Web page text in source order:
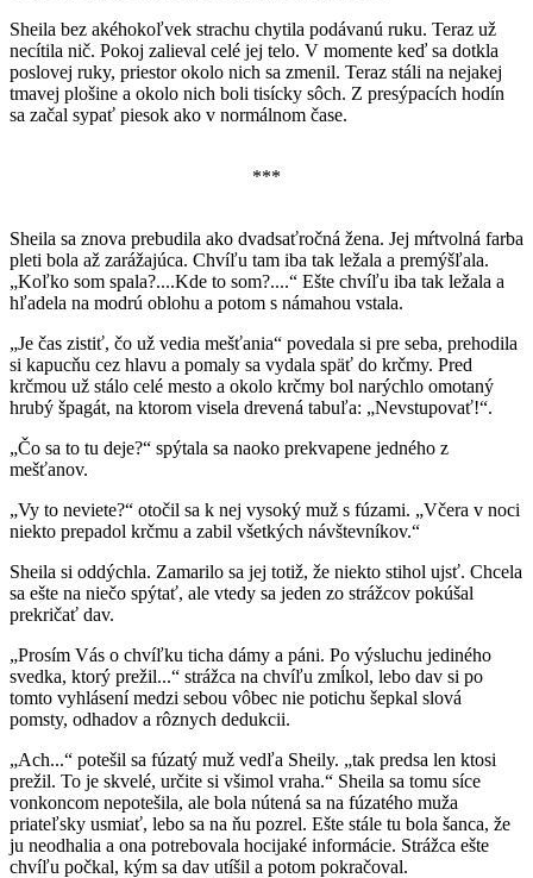
Sheila bez akéhokoľvek strachu chytila podávanú ruku. Teraz už
necítila nič. Pokoj zalieval celé jej telo. V momente keď sa dotkla
poslovej ruky, priestor okolo nich sa zmenil. Teraz stáli na nejakej
tmavej plošine a okolo nich boli tisícky sôch. Z presýpacích hodín
sa začal sypať piesok ako v normálnom čase.
***
Sheila sa znova prebudila ako dvadsaťročná žena. Jej mŕtvolná farba
pleti bola až zarážajúca. Chvíľu tam iba tak ležala a premýšľala.
„Koľko som spala?....Kde to som?....“ Ešte chvíľu iba tak ležala a
hľadela na modrú oblohu a potom s námahou vstala.
„Je čas zistiť, čo už vedia mešťania“ povedala si pre seba, prehodila
si kapucňu cez hlavu a pomaly sa vydala späť do krčmy. Pred
krčmou už stálo celé mesto a okolo krčmy bol narýchlo omotaný
hrubý špagát, na ktorom visela drevená tabuľa: „Nevstupovať!“.
„Čo sa to tu deje?“ spýtala sa naoko prekvapene jedného z
mešťanov.
„Vy to neviete?“ otočil sa k nej vysoký muž s fúzami. „Včera v noci
niekto prepadol krčmu a zabil všetkých návštevníkov.“
Sheila si oddýchla. Zamarilo sa jej totiž, že niekto stihol ujsť. Chcela
sa ešte na niečo spýtať, ale vtedy sa jeden zo strážcov pokúšal
prekričať dav.
„Prosím Vás o chvíľku ticha dámy a páni. Po výsluchu jediného
svedka, ktorý prežil...“ strážca na chvíľu zmĺkol, lebo dav si po
tomto vyhlásení medzi sebou vôbec nie potichu šepkal slová
pomsty, odhadov a rôznych dedukcii.
„Ach...“ potešil sa fúzatý muž vedľa Sheily. „tak predsa len ktosi
prežil. To je skvelé, určite si všimol vraha.“ Sheila sa tomu síce
vonkoncom nepotešila, ale bola nútená sa na fúzatého muža
priateľsky usmiať, lebo sa na ňu pozrel. Ešte stále tu bola šanca, že
ju neodhalia a ona potrebovala hocijaké informácie. Strážca ešte
chvíľu počkal, kým sa dav utíšil a potom pokračoval.